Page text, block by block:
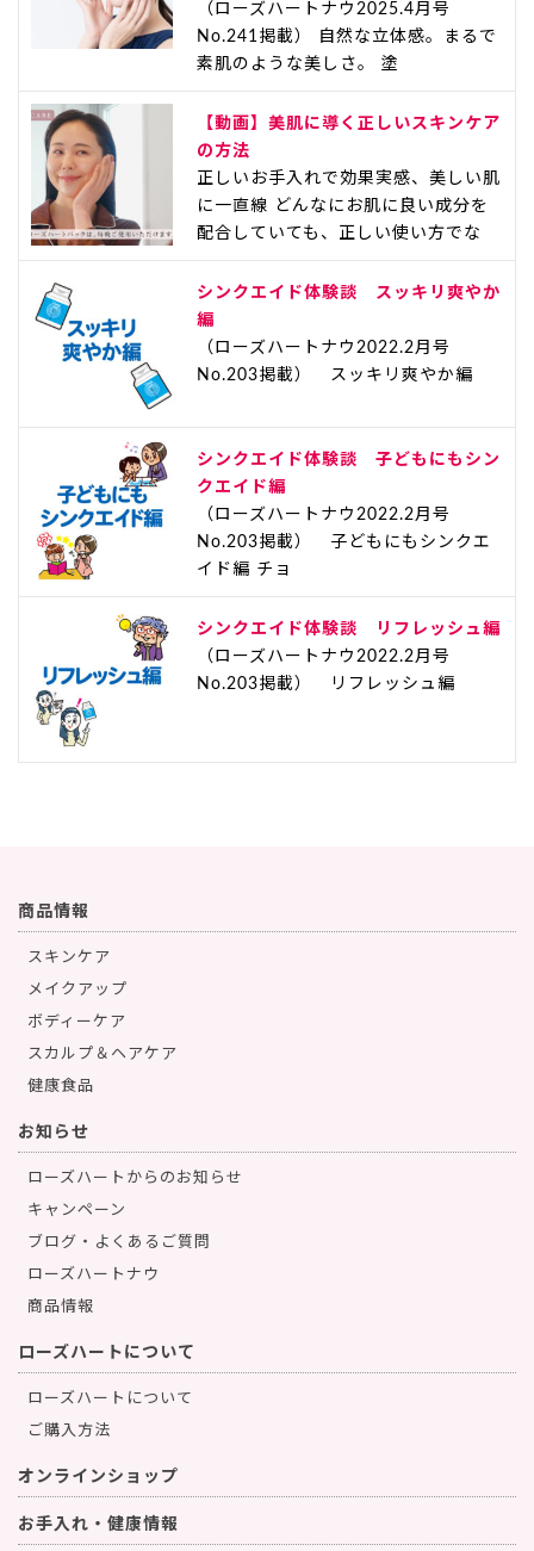
（ローズハートナウ2025.4月号
No.241掲載） 自然な立体感。まるで
素肌のような美しさ。 塗
【動画】美肌に導く正しいスキンケア
の方法
正しいお手入れで効果実感、美しい肌
に一直線 どんなにお肌に良い成分を
配合していても、正しい使い方でな
シンクエイド体験談 スッキリ爽やか
編
（ローズハートナウ2022.2月号
No.203掲載） スッキリ爽やか編
シンクエイド体験談 子どもにもシン
クエイド編
（ローズハートナウ2022.2月号
No.203掲載） 子どもにもシンクエ
イド編 チョ
シンクエイド体験談 リフレッシュ編
（ローズハートナウ2022.2月号
No.203掲載） リフレッシュ編
商品情報
スキンケア
メイクアップ
ボディーケア
スカルプ＆ヘアケア
健康食品
お知らせ
ローズハートからのお知らせ
キャンペーン
ブログ・よくあるご質問
ローズハートナウ
商品情報
ローズハートについて
ローズハートについて
ご購入方法
オンラインショップ
お手入れ・健康情報